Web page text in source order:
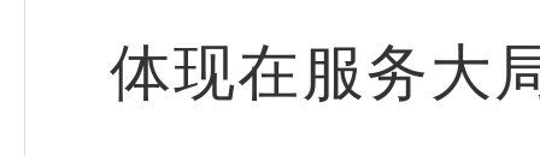
体现在服务大